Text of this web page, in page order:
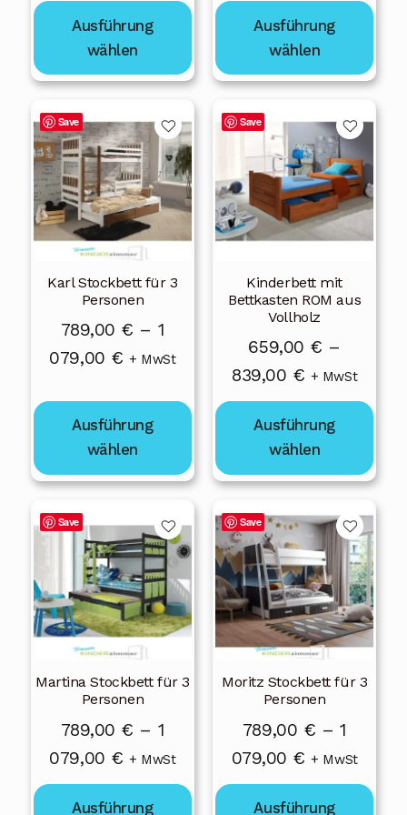
bis
1
079,00 €
Ausführung
wählen
gewählt
werden
1
079,00 €
Ausführung
wählen
gewählt
werden
Save
Karl Stockbett für 3
Personen
789,00 € – 1
079,00 €Preisspanne:
1
079,00 €
+ MwSt
Ausführung
wählen
Dieses
Produkt
weist
mehrere
Varianten
auf.
Optionen
können
der
gewählt
werden
Save
Kinderbett mit
Bettkasten ROM aus
Vollholz
659,00 € –
839,00 €Preisspanne:
659,00 €
bis
839,00 €
+ MwSt
Ausführung
wählen
Dieses
Produkt
weist
mehrere
Varianten
auf.
Optionen
können
Produktseite
gewählt
werden
Save
Martina Stockbett für 3
Personen
789,00 € – 1
079,00 €Preisspanne:
789,00 €
+ MwSt
Ausführung
Dieses
Produkt
mehrere
Varianten
auf.
Optionen
können
der
Produktseite
gewählt
Save
Moritz Stockbett für 3
Personen
789,00 € – 1
079,00 €Preisspanne:
789,00 €
+ MwSt
Ausführung
Dieses
Produkt
weist
mehrere
Varianten
auf.
Optionen
können
der
Produktseite
gewählt